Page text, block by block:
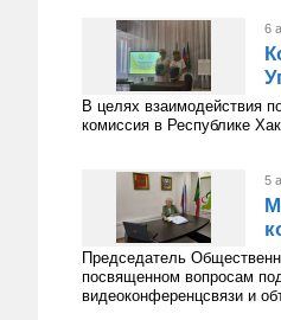
6
В целях взаимодействия
комиссия в Республике
5
Председатель
посвященном вопросам
видеоконференцсвязи и